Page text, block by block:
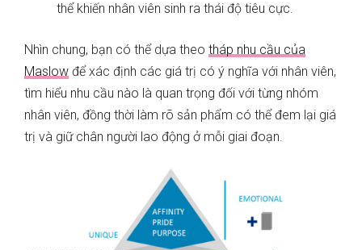
thể khiến nhân viên sinh ra thái độ tiêu cực.
Nhìn chung, bạn có thể dựa theo tháp nhu cầu của
Maslow để xác định các giá trị có ý nghĩa với nhân viên,
tìm hiểu nhu cầu nào là quan trọng đối với từng nhóm
nhân viên, đồng thời làm rõ sản phẩm có thể đem lại giá
trị và giữ chân người lao động ở mỗi giai đoạn.